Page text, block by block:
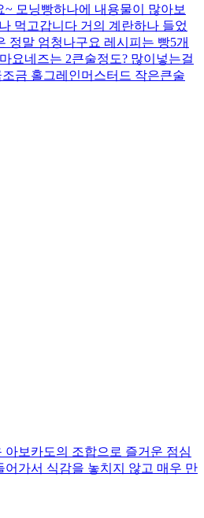
모닝빵하나에 내용물이 많아보
먹고갑니다 거의 계란하나 들었
정말 엄청나구요 레시피는 빵5개
요네즈는 2큰술정도? 많이넣는걸
금 홀그레인머스터드 작은큰술
보카도의 조합으로 즐거운 점심
어가서 식감을 놓치지 않고 매우 만